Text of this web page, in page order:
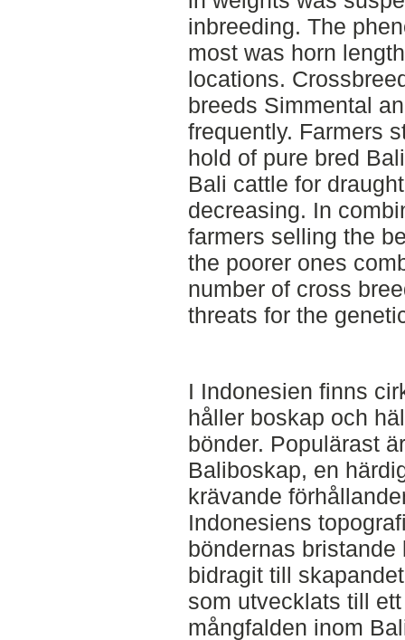
inbreeding. The
most was horn
locations.
breeds Simmental
frequently. Farmers
hold of pure bred
Bali cattle for
decreasing. In
farmers selling the
the poorer ones
number of cross
threats for the
I Indonesien finns
håller boskap och
bönder. Populärast
Baliboskap, en
krävande
Indonesiens
böndernas
bidragit till
som utvecklats till
mångfalden inom